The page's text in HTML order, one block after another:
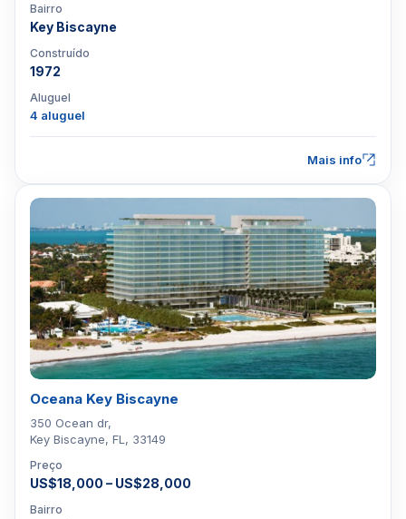
Bairro
Key Biscayne
Construído
1972
Aluguel
4 aluguel
Mais info
Oceana Key Biscayne
350 Ocean dr,
Key Biscayne, FL, 33149
Preço
US$18,000 – US$28,000
Bairro